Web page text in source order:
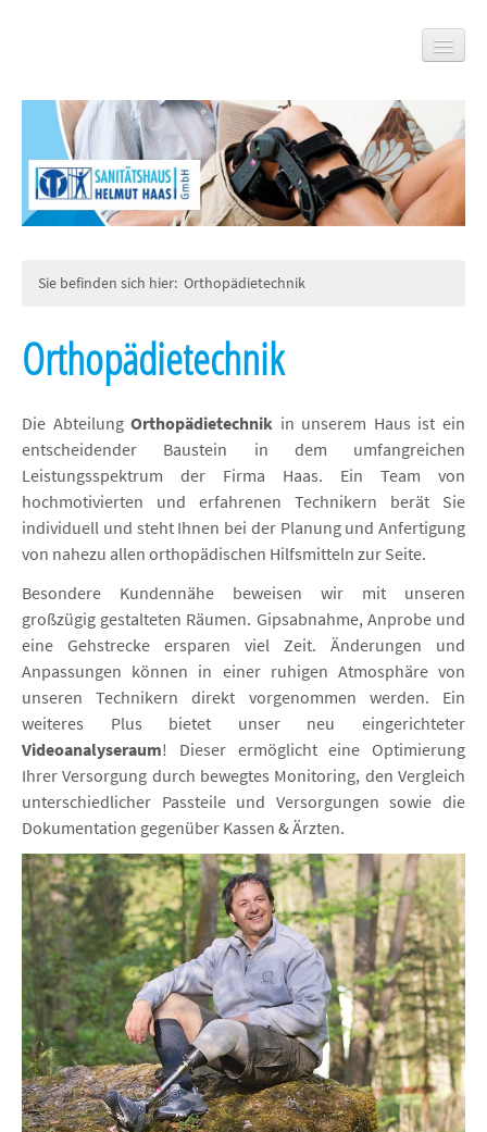
Standorte
Orthopädie­technik
Prothetik
Bionic Expert
Limb Logic
MOWA Orthese
Neuro Tronik
Neuro Matic
STIL Orthese
Kontakt
Schuhtechnik
Sanitätshaus
Rehatechnik
Homecare
Laufshop
Ganglabor
Sie befinden sich hier: Orthopädie­technik
Orthopädietechnik
Die AbteilungOrthopädietechnik in unserem Haus ist ein
entscheidender Baustein in dem umfangreichen
Leistungsspektrum der Firma Haas. Ein Team von
hochmotivierten und erfahrenen Technikern berät Sie
individuell und steht Ihnen bei der Planung und Anfertigung
von nahezu allen orthopädischen Hilfsmitteln zur Seite.
Besondere Kundennähe beweisen wir mit unseren
großzügig gestalteten Räumen. Gipsabnahme, Anprobe und
eine Gehstrecke ersparen viel Zeit. Änderungen und
Anpassungen können in einer ruhigen Atmosphäre von
unseren Technikern direkt vorgenommen werden. Ein
weiteres Plus bietet unser neu eingerichteter
Videoanalyseraum! Dieser ermöglicht eine Optimierung
Ihrer Versorgung durch bewegtes Monitoring, den Vergleich
unterschiedlicher Passteile und Versorgungen sowie die
Dokumentation gegenüber Kassen & Ärzten.